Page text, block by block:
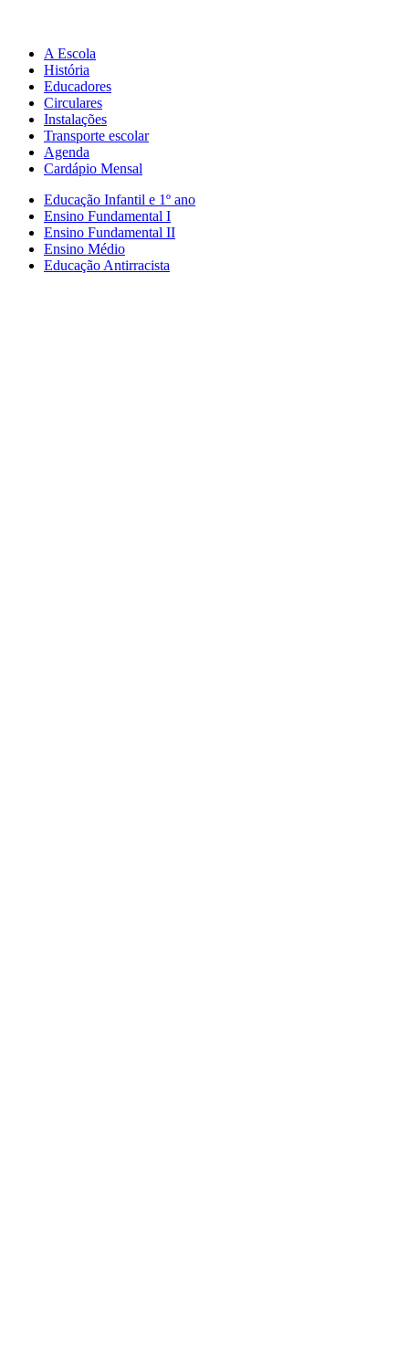
A Escola
História
Educadores
Circulares
Instalações
Transporte escolar
Agenda
Cardápio Mensal
Educação Infantil e 1º ano
Ensino Fundamental I
Ensino Fundamental II
Ensino Médio
Educação Antirracista